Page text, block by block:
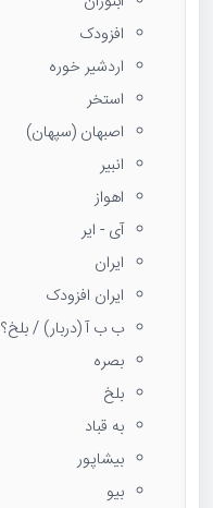
افزودک
اردشیر خوره
استخر
اصبهان (سپهان)
انبیر
اهواز
آی - ایر
ایران
ایران افزودک
ب ب آ (دربار) / بلخ؟
بصره
بلخ
به قباد
بیشاپور
بیو